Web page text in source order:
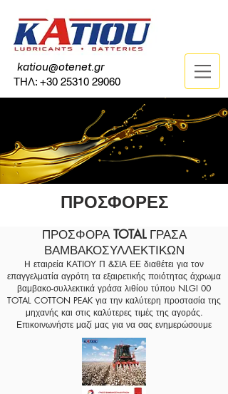
katiou@otenet.gr
ΤΗΛ: +30 25310 29060
ΠΡΟΣΦΟΡΕΣ
ΠΡΟΣΦΟΡΑTOTALΓΡΑΣΑ
ΒΑΜΒΑΚΟΣΥΛΛΕΚΤΙΚΩΝ
Η εταιρεία ΚΑΤΙΟΥ Π &ΣΙΑ ΕΕ διαθέτει για τον
επαγγελματία αγρότη τα εξαιρετικής ποιότητας άχρωμα
βαμβακο-συλλεκτικά γράσα λιθίου τύπου NLGI 00
TOTAL COTTON PEAK για την καλύτερη προστασία της
μηχανής και στις καλύτερες τιμές της αγοράς.
Επικοινωνήστε μαζί μας για να σας ενημερώσουμε